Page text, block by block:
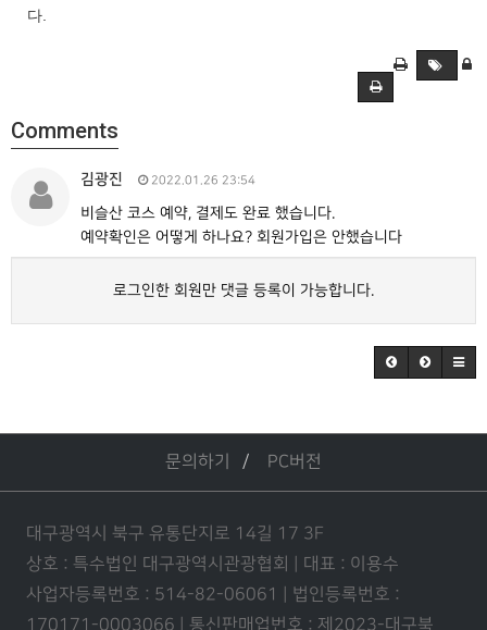
다.
Comments
김광진 2022.01.26 23:54
비슬산 코스 예약, 결제도 완료 했습니다.
예약확인은 어떻게 하나요? 회원가입은 안했습니다
로그인한 회원만 댓글 등록이 가능합니다.
문의하기 PC버전
대구광역시 북구 유통단지로 14길 17 3F
상호 : 특수법인 대구광역시관광협회 | 대표 : 이용수
사업자등록번호 : 514-82-06061 | 법인등록번호 :
170171-0003066 | 통신판매업번호 : 제2023-대구북